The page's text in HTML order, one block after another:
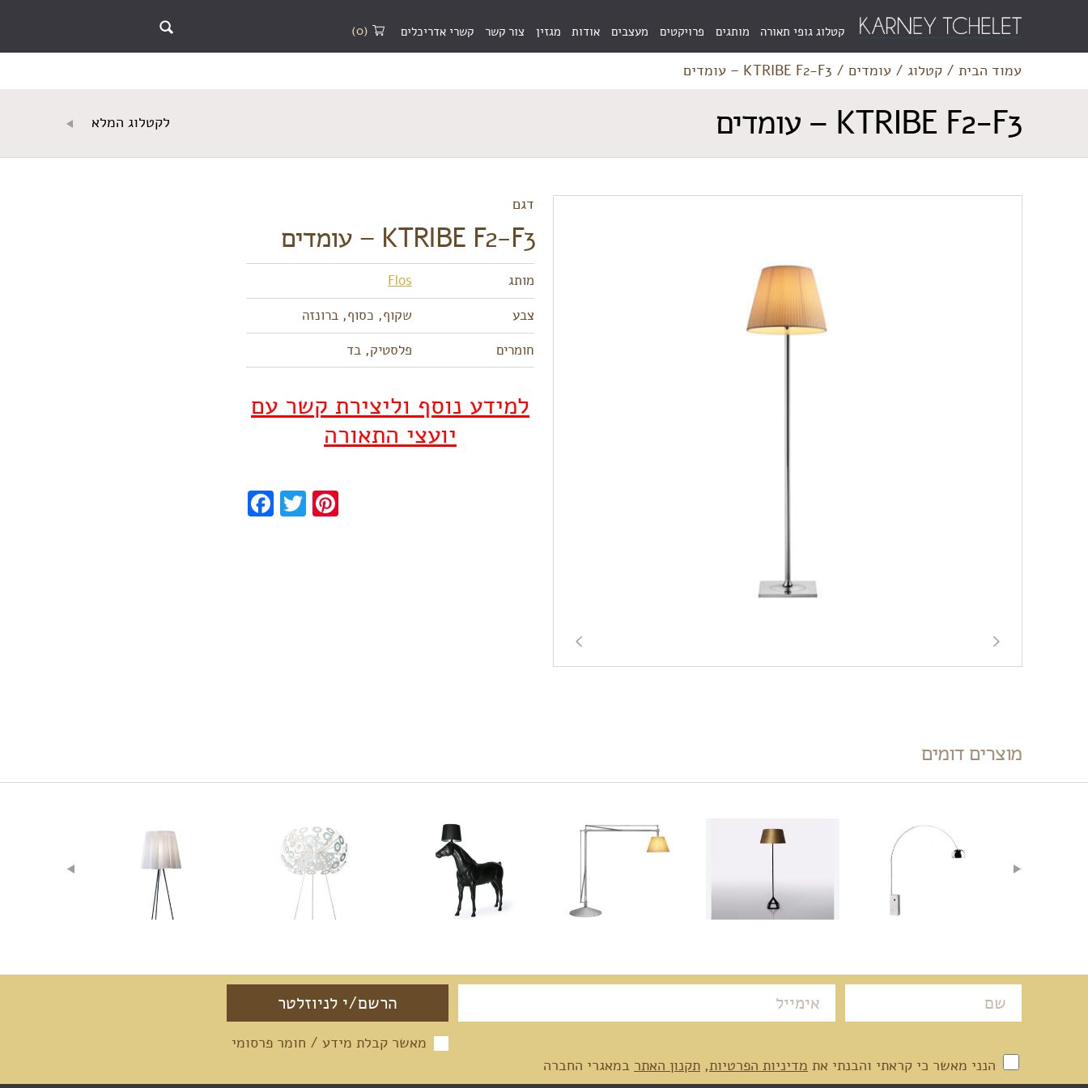
(0)
Menu
Bar
קטלוג גופי תאורה מותגים פרויקטים מעצבים אודות מגזין צור קשר קשרי אדריכלים
עמוד הבית / קטלוג / עומדים / KTRIBE F2-F3 – עומדים
KTRIBE F2-F3 – עומדים לקטלוג המלא
דגם
KTRIBE F2-F3 – עומדים
מותג
Flos
צבע
שקוף, כסוף, ברונזה
חומרים
פלסטיק, בד
למידע נוסף וליצירת קשר עם
יועצי התאורה
FacebookTwitterPinterest
מוצרים דומים
מאשר קבלת מידע / חומר פרסומי
הנני מאשר כי קראתי והבנתי את מדיניות הפרטיות, תקנון האתר במאגרי החברה